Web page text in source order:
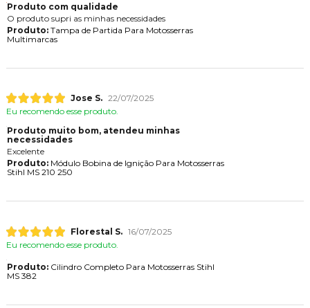
Produto com qualidade
O produto supri as minhas necessidades
Produto:Tampa de Partida Para Motosserras
Multimarcas
Jose S. 22/07/2025
Eu recomendo esse produto.
Produto muito bom, atendeu minhas
necessidades
Excelente
Produto:Módulo Bobina de Ignição Para Motosserras
Stihl MS 210 250
Florestal S. 16/07/2025
Eu recomendo esse produto.
Produto:Cilindro Completo Para Motosserras Stihl
MS 382